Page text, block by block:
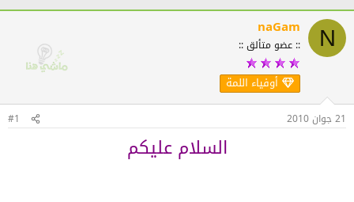
ت
ب
ا
ل
ض
و
ع
ر
ي
خ
ا
ل
ن
ش
N
naGam
:: عضو متألق ::
أوفياء اللمة
21 جوان 2010 #1
السلام عليكم